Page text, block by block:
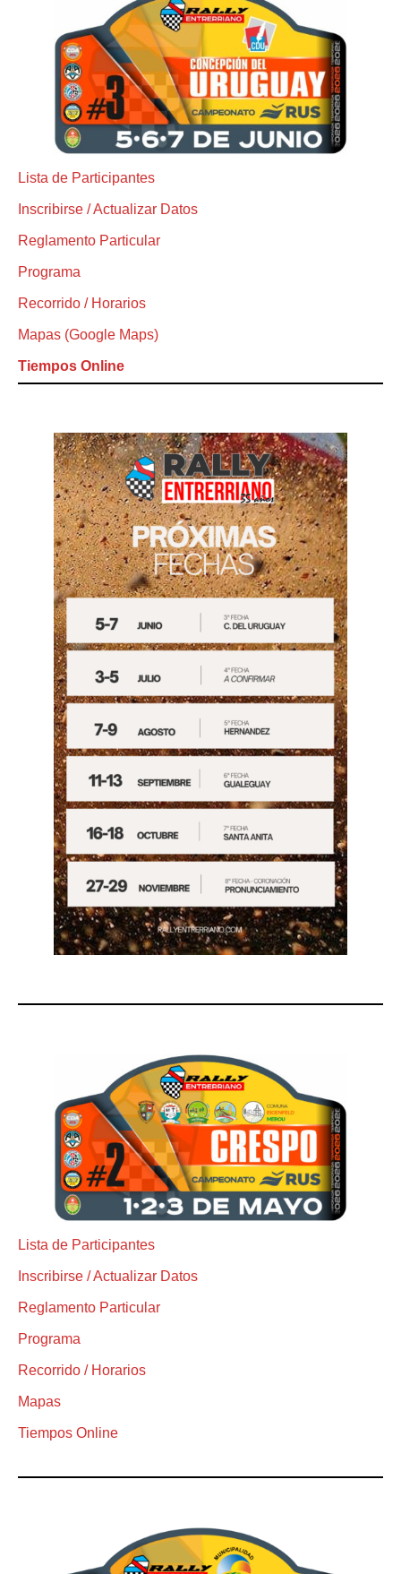
Lista de Participantes
Inscribirse / Actualizar Datos
Reglamento Particular
Programa
Recorrido / Horarios
Mapas (Google Maps)
Tiempos Online
Lista de Participantes
Inscribirse / Actualizar Datos
Reglamento Particular
Programa
Recorrido / Horarios
Mapas
Tiempos Online